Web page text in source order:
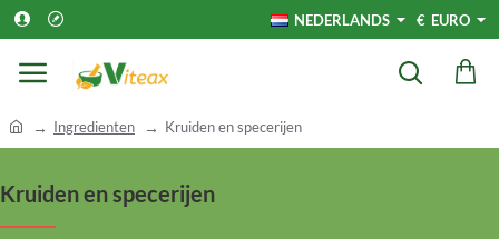
NEDERLANDS € EURO
o
e
Ingredienten Kruiden en specerijen
Kruiden en specerijen